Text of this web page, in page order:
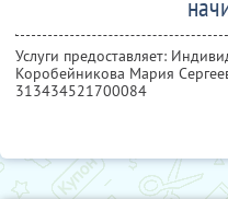
Услуги предоставляет:
Коробейникова Мария
313434521700084